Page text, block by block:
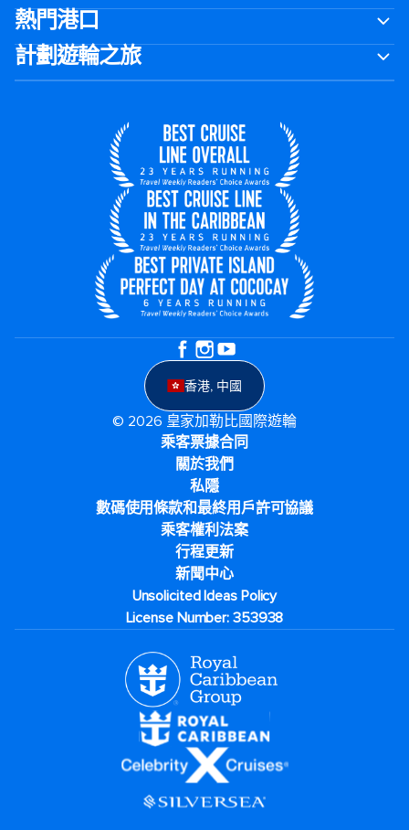
熱門港口
計劃遊輪之旅
香港, 中國
© 2026 皇家加勒比國際遊輪
乘客票據合同
關於我們
私隱
數碼使用條款和最終用戶許可協議
乘客權利法案
行程更新
新聞中心
Unsolicited Ideas Policy
License Number: 353938